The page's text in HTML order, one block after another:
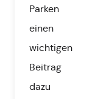
Parken
einen
wichtigen
Beitrag
dazu